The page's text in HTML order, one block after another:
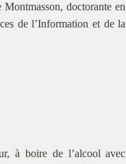
doctorante en
de l’Information et de la
à boire de l’alcool avec